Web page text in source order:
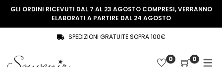
SHOP
COLLEZIONE
THREE WOMEN, ONE MEMORY
GLI ORDINI RICEVUTI DAL 7 AL 23 AGOSTO COMPRESI, VERRANNO
ELABORATI A PARTIRE DAL 24 AGOSTO
SPEDIZIONI GRATUITE SOPRA 100€
0 0